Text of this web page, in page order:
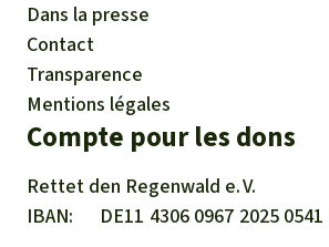
Dans la presse
Contact
Transparence
Mentions légales
Compte pour les dons
Rettet den Regenwald e. V.
IBAN
DE11 4306 0967 2025 0541